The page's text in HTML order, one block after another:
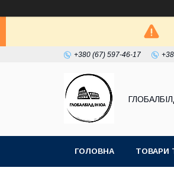
+380 (67) 597-46-17
ГОЛОВНА ТОВАРИ